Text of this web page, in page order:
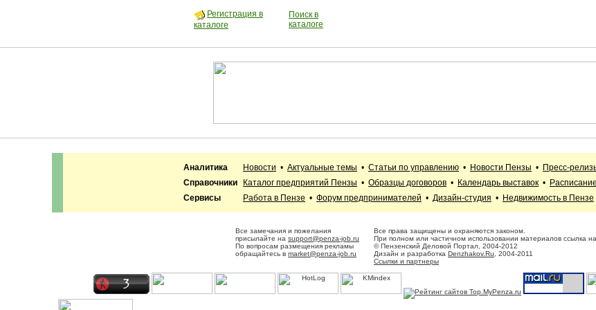
Регистрация в
каталоге
Поиск в
каталоге
Аналитика Новости • Актуальные темы • Статьи по управлению • Новости Пензы • Пресс-
Справочники
Каталог предприятий Пензы • Образцы договоров • Календарь выставок •
Сервисы
Работа в Пензе • Форум предпринимателей • Дизайн-студия • Недвижимость в Пензе
Все замечания и пожелания
присылайте на support@penza-job.ru
По вопросам размещения рекламы
обращайтесь в market@penza-job.ru
Все права защищены и охраняются законом.
При полном или частичном использовании материалов ссылка
© Пензенский Деловой Портал, 2004-2012
Дизайн и разработка Denzhakov.Ru , 2004-2011
Ссылки и партнеры